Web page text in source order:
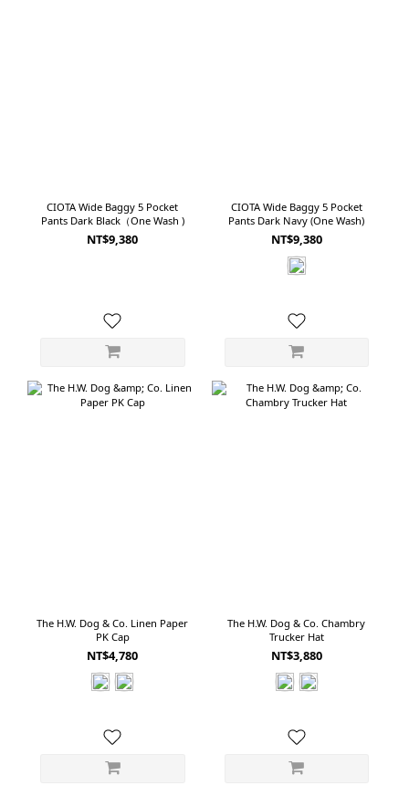
CIOTA Wide Baggy 5 Pocket
Pants Dark Black（One Wash )
NT$9,380
CIOTA Wide Baggy 5 Pocket
Pants Dark Navy (One Wash)
NT$9,380
The H.W. Dog & Co. Linen Paper
PK Cap
NT$4,780
The H.W. Dog & Co. Chambry
Trucker Hat
NT$3,880